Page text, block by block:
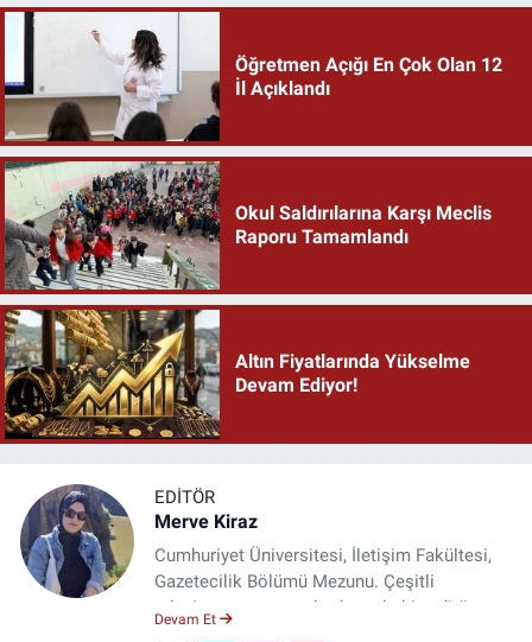
Öğretmen Açığı En Çok Olan 12
İl Açıklandı
Okul Saldırılarına Karşı Meclis
Raporu Tamamlandı
Altın Fiyatlarında Yükselme
Devam Ediyor!
EDITÖR
Merve Kiraz
Cumhuriyet Üniversitesi, İletişim Fakültesi,
Gazetecilik Bölümü Mezunu. Çeşitli
televizyon ve gazetelerde muhabir, editör,
Devam Et